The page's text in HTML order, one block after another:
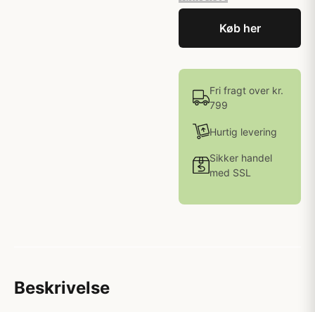
Køb her
Fri fragt over kr.
799
Hurtig levering
Sikker handel
med SSL
Beskrivelse